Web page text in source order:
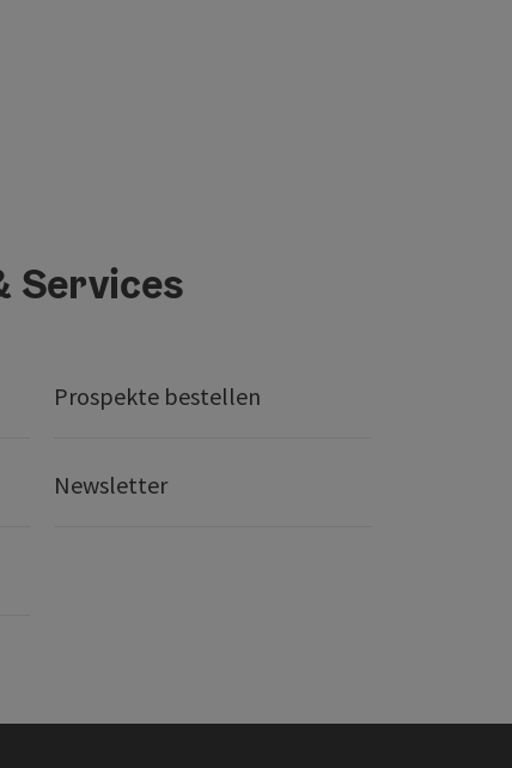
Services
Prospekte bestellen
Newsletter